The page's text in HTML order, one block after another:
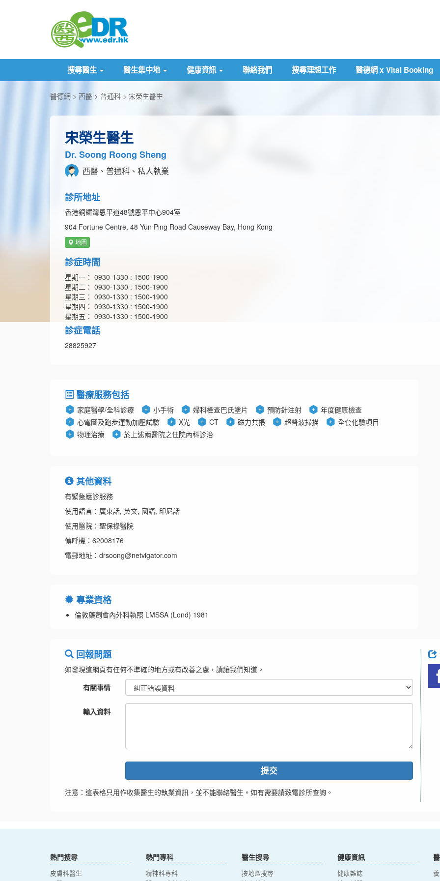
搜尋醫生 醫生集中地 健康資訊 聯絡我們 搜尋理想工作 醫德網 x Vital Booking
醫德網 西醫 普通科 宋榮生醫生
宋榮生醫生
Dr. Soong Roong Sheng
西醫、普通科、私人執業
診所地址
香港銅鑼灣恩平道48號恩平中心904室
904 Fortune Centre, 48 Yun Ping Road Causeway Bay, Hong Kong
地圖
診症時間
星期一： 0930-1330 : 1500-1900
星期二： 0930-1330 : 1500-1900
星期三： 0930-1330 : 1500-1900
星期四： 0930-1330 : 1500-1900
星期五： 0930-1330 : 1500-1900
診症電話
28825927
醫療服務包括
家庭醫學/全科診療 小手術 婦科檢查巴氏塗片 預防針注射
年度健康檢查
心電圖及跑步運動加壓試驗
X光 CT 磁力共掁 超聲波掃描
全套化驗項目
物理治療
於上述兩醫院之住院內科診治
其他資料
有緊急應診服務
使用語言：廣東話, 英文, 國語, 印尼話
使用醫院：聖保祿醫院
傳呼機：62008176
電郵地址：drsoong@netvigator.com
專業資格
倫敦藥劑會內外科執照 LMSSA (Lond) 1981
回報問題
如發現這網頁有任何不準確的地方或有改善之處，請讓我們知道。
有關事情
輸入資料
提交
注意：這表格只用作收集醫生的執業資訊，並不能聯絡醫生。如有需要請致電診所查詢。
熱門搜尋
皮膚科醫生
熱門專科
精神科專科
醫生搜尋
按地區搜尋
健康資訊
健康雜誌